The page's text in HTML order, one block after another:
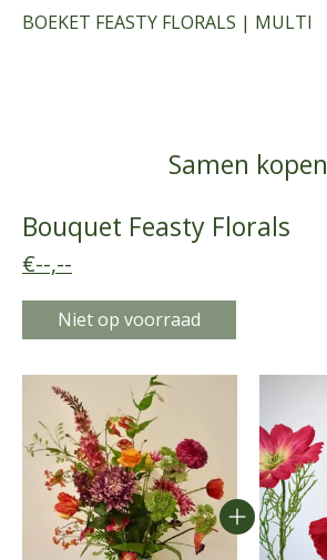
BOEKET FEASTY FLORALS | MULTI
Samen kopen
Bouquet Feasty Florals
€--,--
Niet op voorraad
Carrousel van gebundelde producten